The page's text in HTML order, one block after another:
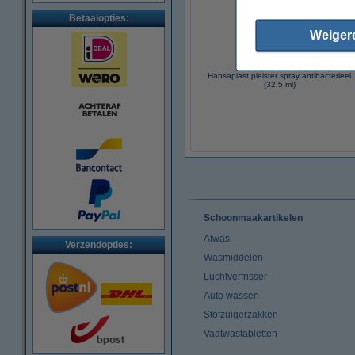
Betaalopties:
Verzendopties:
Hansaplast pleister spray antibacterieel
(32,5 ml)
Schoonmaakartikelen
Afwas
Wasmiddelen
Luchtverfrisser
Auto wassen
Stofzuigerzakken
Vaatwastabletten